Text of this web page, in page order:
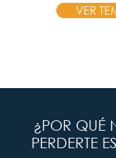
VER
¿POR QUÉ
PERDERTE